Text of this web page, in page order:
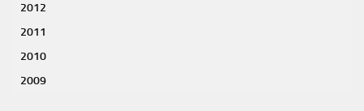
2012
2011
2010
2009